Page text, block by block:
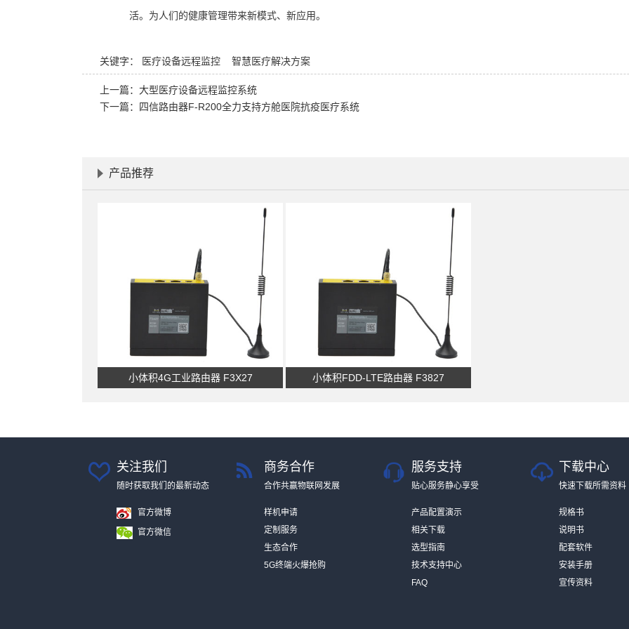
活。为人们的健康管理带来新模式、新应用。
关键字： 医疗设备远程监控 智慧医疗解决方案
上一篇： 大型医疗设备远程监控系统
下一篇：
四信路由器F-R200全力支持方舱医院抗疫医疗系统
产品推荐
小体积4G工业路由器 F3X27 小体积FDD-LTE路由器 F3827
关注我们
随时获取我们的最新动态
官方微博
官方微信
商务合作
合作共赢物联网发展
样机申请
定制服务
生态合作
5G终端火爆抢购
服务支持
贴心服务静心享受
产品配置演示
相关下载
选型指南
技术支持中心
FAQ
下载中心
快速下载所需资料
规格书
说明书
配套软件
安装手册
宣传资料